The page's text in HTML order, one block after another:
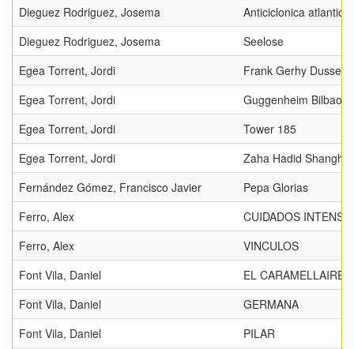
Dieguez Rodriguez, Josema
Anticiclonica atlantica
Dieguez Rodriguez, Josema
Seelose
Egea Torrent, Jordi
Frank Gerhy
Egea Torrent, Jordi
Guggenheim Bilbao
Egea Torrent, Jordi
Tower 185
Egea Torrent, Jordi
Zaha Hadid Shanghai
Fernández Gómez, Francisco Javier
Pepa Glorias
Ferro, Alex
CUIDADOS
Ferro, Alex
VINCULOS
Font Vila, Daniel
EL CARAMELLAIRE
Font Vila, Daniel
GERMANA
Font Vila, Daniel
PILAR